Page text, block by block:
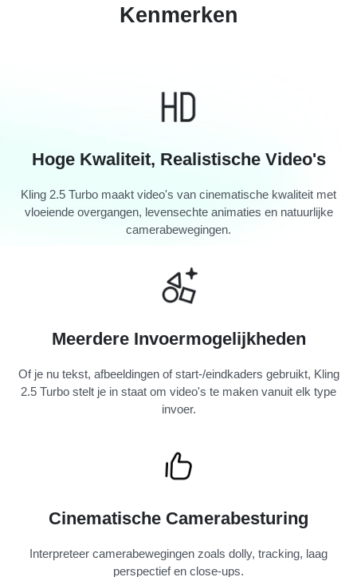
Kenmerken
Hoge Kwaliteit, Realistische Video's
Kling 2.5 Turbo maakt video's van cinematische kwaliteit met
vloeiende overgangen, levensechte animaties en natuurlijke
camerabewegingen.
Meerdere Invoermogelijkheden
Of je nu tekst, afbeeldingen of start-/eindkaders gebruikt, Kling
2.5 Turbo stelt je in staat om video's te maken vanuit elk type
invoer.
Cinematische Camerabesturing
Interpreteer camerabewegingen zoals dolly, tracking, laag
perspectief en close-ups.